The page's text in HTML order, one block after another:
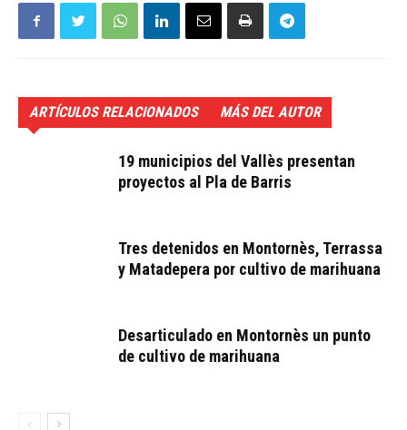
ARTÍCULOS RELACIONADOS MÁS DEL AUTOR
19 municipios del Vallès presentan
proyectos al Pla de Barris
Tres detenidos en Montornès, Terrassa
y Matadepera por cultivo de marihuana
Desarticulado en Montornès un punto
de cultivo de marihuana